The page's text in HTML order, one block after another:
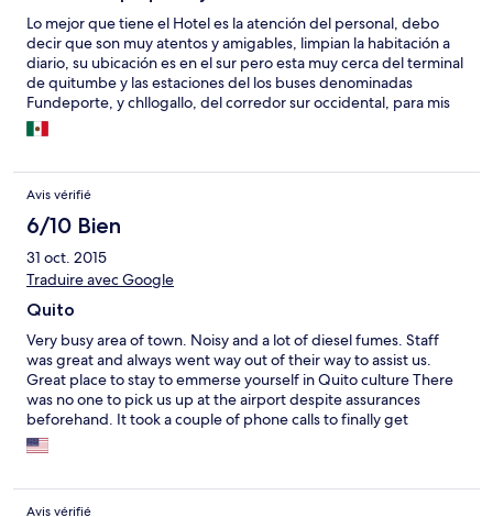
Lo mejor que tiene el Hotel es la atención del personal, debo
decir que son muy atentos y amigables, limpian la habitación a
diario, su ubicación es en el sur pero esta muy cerca del terminal
de quitumbe y las estaciones del los buses denominadas
Fundeporte, y chllogallo, del corredor sur occidental, para mis
efectos estuvo perfecto. sólo recomendaría tener la posibilidad
de vender bebidas refrigeradas en el mismo hotel, ya que el
mi es lo mas importante...
Avis vérifié
6/10 Bien
31 oct. 2015
Traduire avec Google
Quito
Very busy area of town. Noisy and a lot of diesel fumes. Staff
was great and always went way out of their way to assist us.
Great place to stay to emmerse yourself in Quito culture There
was no one to pick us up at the airport despite assurances
beforehand. It took a couple of phone calls to finally get
someone to transport us to the hotel. The transfer to the hotel
was one of the selling points to choose thus hotel originally.
Avis vérifié